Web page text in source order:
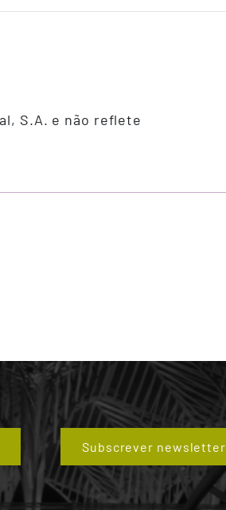
S.A. e não reflete
Subscrever newsletter